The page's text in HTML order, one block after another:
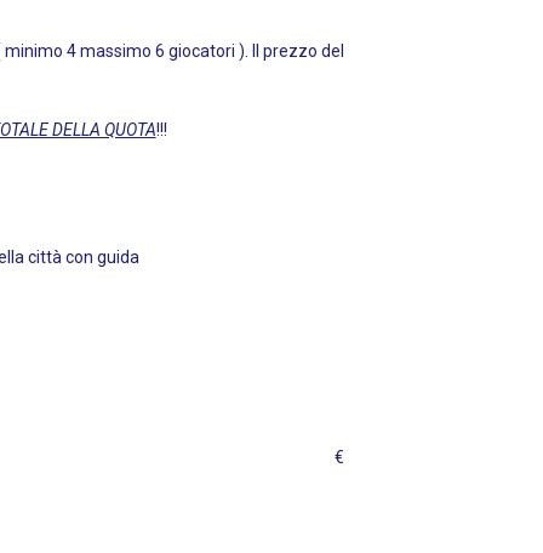
giocatori ). Il prezzo del
DELLA QUOTA!!!
da golf.
guida
doppia. €